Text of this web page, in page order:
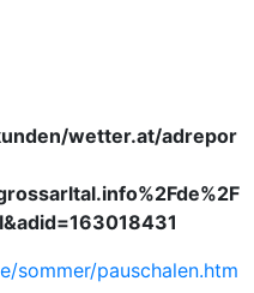
wetter.at/adrepor
sommer/pauschalen.htm